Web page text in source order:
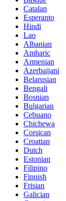
Catalan
Esperanto
Hindi
Lao
Albanian
Amharic
Armenian
Azerbaijani
Belarusian
Bengali
Bosnian
Bulgarian
Cebuano
Chichewa
Corsican
Croatian
Dutch
Estonian
Filipino
Finnish
Frisian
Galician